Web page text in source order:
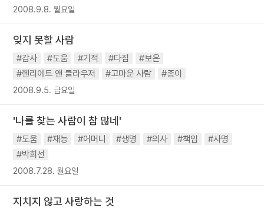
2008.9.8. 월요일
잊지 못할 사람
#감사 #도움 #기적 #다짐
#보은
#헨리에트 앤 클라우저
#고마운 사람 #종이
2008.9.5. 금요일
'나를 찾는 사람이 참 많네'
#도움 #재능 #어머니 #생명 #의사 #책임
#사명
#박희선
2008.7.28. 월요일
지치지 않고 사랑하는 것